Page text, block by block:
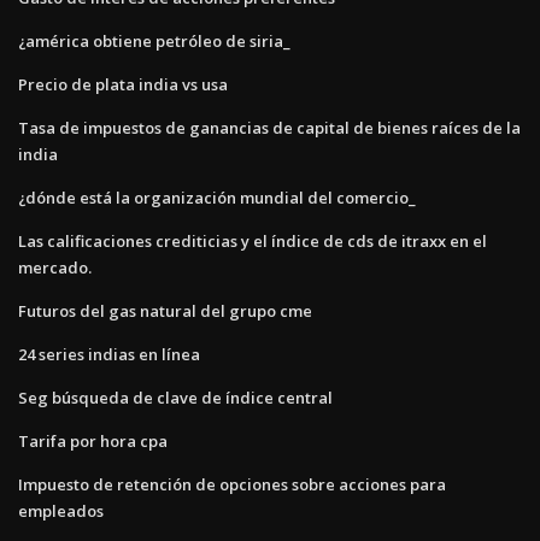
¿américa obtiene petróleo de siria_
Precio de plata india vs usa
Tasa de impuestos de ganancias de capital de bienes raíces de la
india
¿dónde está la organización mundial del comercio_
Las calificaciones crediticias y el índice de cds de itraxx en el
mercado.
Futuros del gas natural del grupo cme
24 series indias en línea
Seg búsqueda de clave de índice central
Tarifa por hora cpa
Impuesto de retención de opciones sobre acciones para
empleados